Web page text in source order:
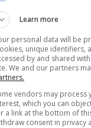
Learn more
personal data will be
unique identifiers,
by and shared
We and our partners
vendors may
which you can
a link at the bottom of
consent in privacy